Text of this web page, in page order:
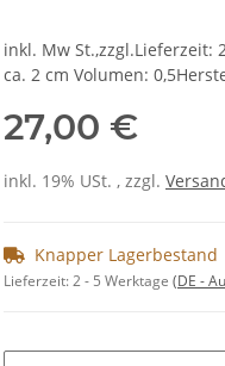
inkl. Mw St.,zzgl.Lieferzeit:
ca. 2 cm Volumen:
27,00 €
inkl. 19% USt. , zzgl.
Knapper Lagerbestand
Lieferzeit:2 - 5 Werktage (DE -